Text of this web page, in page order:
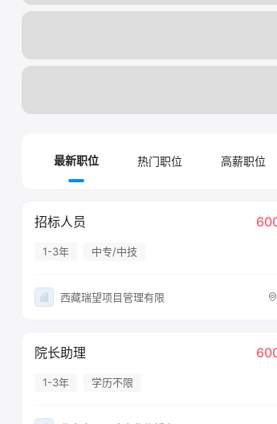
最新职位 热门职位 高薪职位
招标人员
1-3年 中专/中技
西藏瑞望项目管理有限
院长助理
1-3年 学历不限